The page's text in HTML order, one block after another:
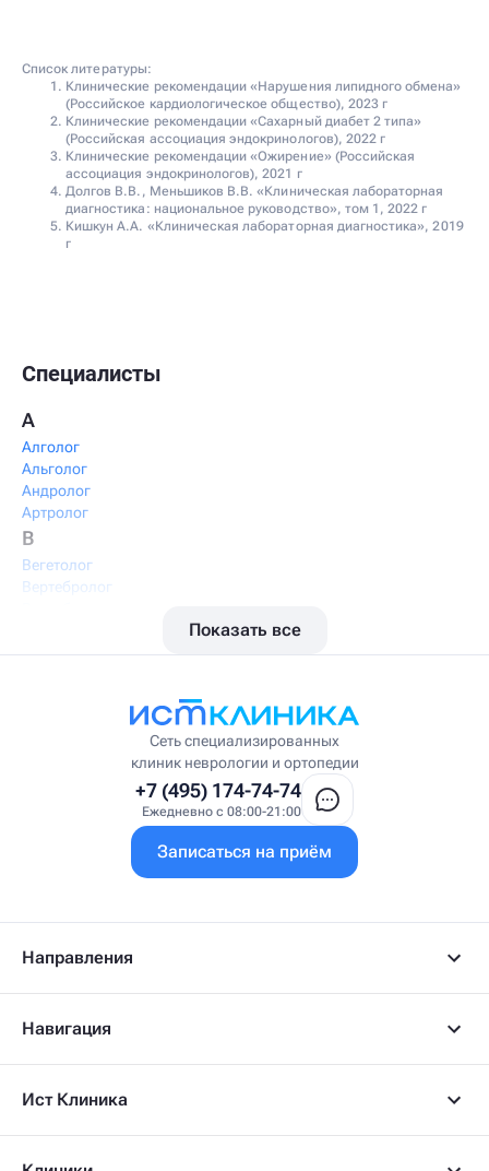
Список литературы:
Клинические рекомендации «Нарушения липидного обмена»
(Российское кардиологическое общество), 2023 г
Клинические рекомендации «Сахарный диабет 2 типа»
(Российская ассоциация эндокринологов), 2022 г
Клинические рекомендации «Ожирение» (Российская
ассоциация эндокринологов), 2021 г
Долгов В.В., Меньшиков В.В. «Клиническая лабораторная
диагностика: национальное руководство», том 1, 2022 г
Кишкун А.А. «Клиническая лабораторная диагностика», 2019
г
Специалисты
А
Алголог
Альголог
Андролог
Артролог
В
Вегетолог
Вертебролог
Висцеральный массажист
Врач интегративной медицины
Врач первичного приёма
Гастроэнтеролог-гепатолог
Гериатр
Гинеколог
Гирудолог
Дерматовенеролог
Показать все
Сеть специализированных
клиник неврологии и ортопедии
+7 (495) 174-74-74
Ежедневно с 08:00-21:00
Записаться на приём
Направления
Навигация
Ист Клиника